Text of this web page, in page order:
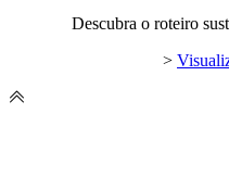
Descubra o roteiro
>